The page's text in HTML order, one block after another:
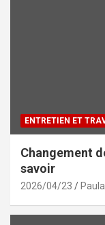
ENTRETIEN ET
Changement
savoir
2026/04/23 Paula